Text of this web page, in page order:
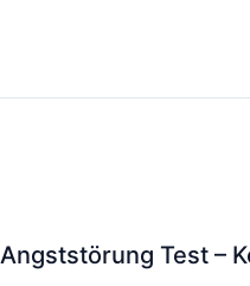
Angststörung Test –